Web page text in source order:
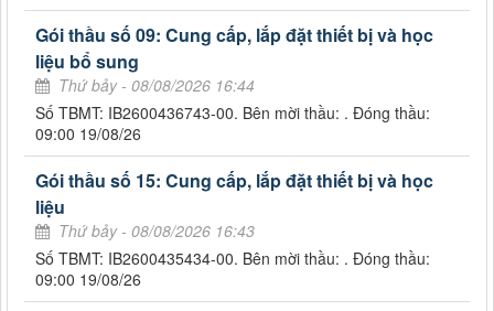
Gói thầu số 09: Cung cấp, lắp đặt thiết bị và học
liệu bổ sung
Thứ bảy - 08/08/2026 16:44
Số TBMT: IB2600436743-00. Bên mời thầu: . Đóng thầu:
09:00 19/08/26
Gói thầu số 15: Cung cấp, lắp đặt thiết bị và học
liệu
Thứ bảy - 08/08/2026 16:43
Số TBMT: IB2600435434-00. Bên mời thầu: . Đóng thầu:
09:00 19/08/26